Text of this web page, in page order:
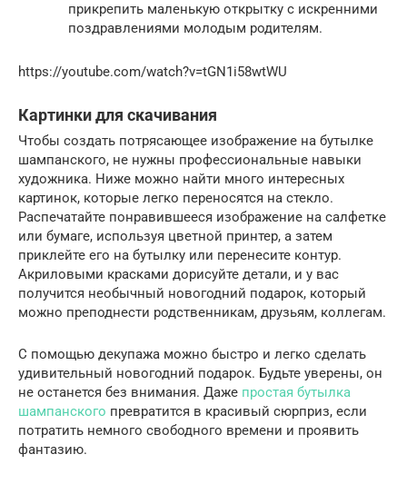
прикрепить маленькую открытку с искренними
поздравлениями молодым родителям.
https://youtube.com/watch?v=tGN1i58wtWU
Картинки для скачивания
Чтобы создать потрясающее изображение на бутылке
шампанского, не нужны профессиональные навыки
художника. Ниже можно найти много интересных
картинок, которые легко переносятся на стекло.
Распечатайте понравившееся изображение на салфетке
или бумаге, используя цветной принтер, а затем
приклейте его на бутылку или перенесите контур.
Акриловыми красками дорисуйте детали, и у вас
получится необычный новогодний подарок, который
можно преподнести родственникам, друзьям, коллегам.
С помощью декупажа можно быстро и легко сделать
удивительный новогодний подарок. Будьте уверены, он
не останется без внимания. Даже простая бутылка
шампанского превратится в красивый сюрприз, если
потратить немного свободного времени и проявить
фантазию.